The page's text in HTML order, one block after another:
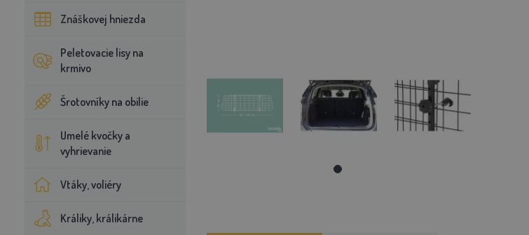
Znáškovej hniezda
Peletovacie lisy na
krmivo
Šrotovníky na obilie
Umelé kvočky a
vyhrievanie
Vtáky, voliéry
Králiky, králikárne